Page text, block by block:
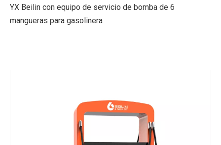
YX Beilin con equipo de servicio de bomba de 6
mangueras para gasolinera